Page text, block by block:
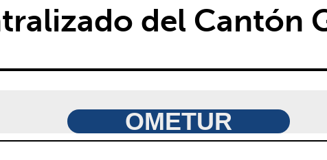
del Cantón
OMETUR